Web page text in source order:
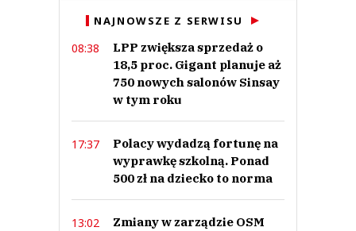
NAJNOWSZE Z SERWISU
08:38
LPP zwiększa sprzedaż o
18,5 proc. Gigant planuje aż
750 nowych salonów Sinsay
w tym roku
17:37
Polacy wydadzą fortunę na
wyprawkę szkolną. Ponad
500 zł na dziecko to norma
13:02
Zmiany w zarządzie OSM